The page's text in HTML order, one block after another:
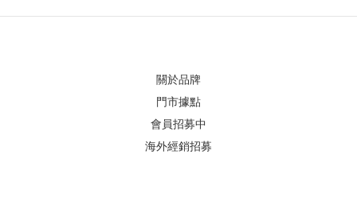
關於品牌
門市據點
會員招募中
海外經銷招募